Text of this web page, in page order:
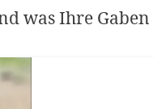
was Ihre